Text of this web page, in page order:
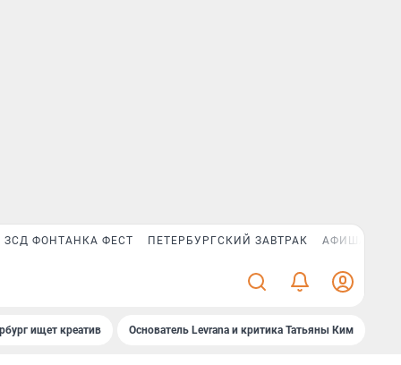
ЗСД ФОНТАНКА ФЕСТ ПЕТЕРБУРГСКИЙ ЗАВТРАК АФИША PLUS
ищет креатив Основатель Levrana и критика Татьяны Ким